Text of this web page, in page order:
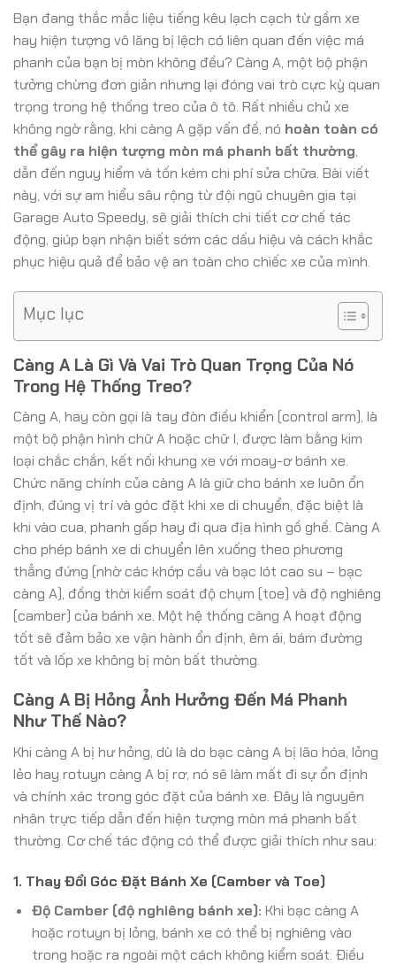
Bạn đang thắc mắc liệu tiếng kêu lạch cạch từ gầm xe
hay hiện tượng vô lăng bị lệch có liên quan đến việc má
phanh của bạn bị mòn không đều? Càng A, một bộ phận
tưởng chừng đơn giản nhưng lại đóng vai trò cực kỳ quan
trọng trong hệ thống treo của ô tô. Rất nhiều chủ xe
không ngờ rằng, khi càng A gặp vấn đề, nó hoàn toàn có
thể gây ra hiện tượng mòn má phanh bất thường,
dẫn đến nguy hiểm và tốn kém chi phí sửa chữa. Bài viết
này, với sự am hiểu sâu rộng từ đội ngũ chuyên gia tại
Garage Auto Speedy, sẽ giải thích chi tiết cơ chế tác
động, giúp bạn nhận biết sớm các dấu hiệu và cách khắc
phục hiệu quả để bảo vệ an toàn cho chiếc xe của mình.
Mục lục
Càng A Là Gì Và Vai Trò Quan Trọng Của Nó
Trong Hệ Thống Treo?
Càng A, hay còn gọi là tay đòn điều khiển (control arm), là
một bộ phận hình chữ A hoặc chữ I, được làm bằng kim
loại chắc chắn, kết nối khung xe với moay-ơ bánh xe.
Chức năng chính của càng A là giữ cho bánh xe luôn ổn
định, đúng vị trí và góc đặt khi xe di chuyển, đặc biệt là
khi vào cua, phanh gấp hay đi qua địa hình gồ ghề. Càng A
cho phép bánh xe di chuyển lên xuống theo phương
thẳng đứng (nhờ các khớp cầu và bạc lót cao su – bạc
càng A), đồng thời kiểm soát độ chụm (toe) và độ nghiêng
(camber) của bánh xe. Một hệ thống càng A hoạt động
tốt sẽ đảm bảo xe vận hành ổn định, êm ái, bám đường
tốt và lốp xe không bị mòn bất thường.
Càng A Bị Hỏng Ảnh Hưởng Đến Má Phanh
Như Thế Nào?
Khi càng A bị hư hỏng, dù là do bạc càng A bị lão hóa, lỏng
lẻo hay rotuyn càng A bị rơ, nó sẽ làm mất đi sự ổn định
và chính xác trong góc đặt của bánh xe. Đây là nguyên
nhân trực tiếp dẫn đến hiện tượng mòn má phanh bất
thường. Cơ chế tác động có thể được giải thích như sau:
1. Thay Đổi Góc Đặt Bánh Xe (Camber và Toe)
Độ Camber (độ nghiêng bánh xe): Khi bạc càng A
hoặc rotuyn bị lỏng, bánh xe có thể bị nghiêng vào
trong hoặc ra ngoài một cách không kiểm soát. Điều